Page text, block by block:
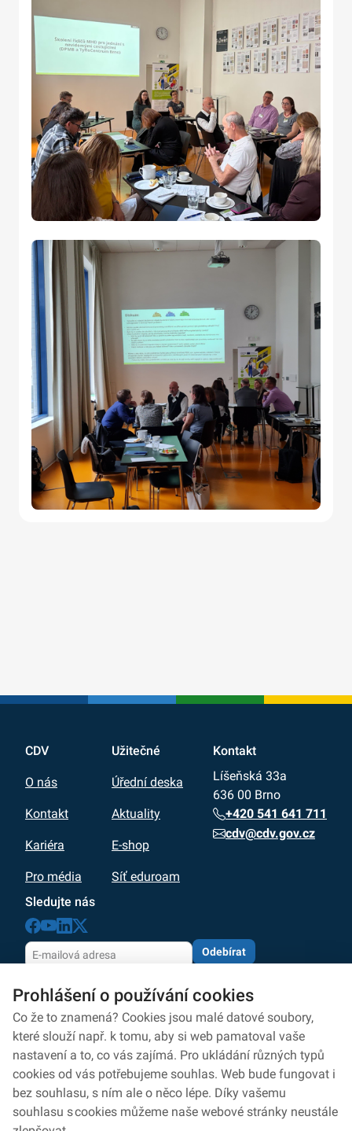
CDV
O nás
Kontakt
Kariéra
Pro média
Užitečné
Úřední deska
Aktuality
E-shop
Síť eduroam
Kontakt
Líšeňská 33a
636 00 Brno
+420 541 641 711
cdv@cdv.gov.cz
Sledujte nás
Odebírat
dle zásadochrany osobních údajů
Zpracování osobních údajů
Ochrana osobních údajů
Ochrana oznamovatelů
Prohlášení o přístupnosti
Prohlášení o používání cookies
Co že to znamená? Cookies jsou malé datové soubory,
které slouží např. k tomu, aby si web pamatoval vaše
nastavení a to, co vás zajímá. Pro ukládání různých typů
cookies od vás potřebujeme souhlas. Web bude fungovat i
bez souhlasu, s ním ale o něco lépe. Díky vašemu
souhlasu s cookies můžeme naše webové stránky neustále